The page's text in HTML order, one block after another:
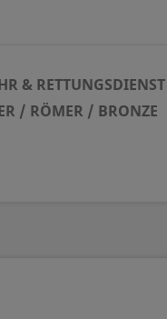
& RETTUNGSDIENST
/ RÖMER / BRONZE